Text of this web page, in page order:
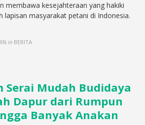
membawa kesejahteraan yang hakiki
lapisan masyarakat petani di Indonesia.
in BERITA
Serai Mudah Budidaya
Dapur dari Rumpun
Banyak Anakan